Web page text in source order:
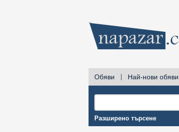
Обяви Най-нови обяви
Разширено търсене